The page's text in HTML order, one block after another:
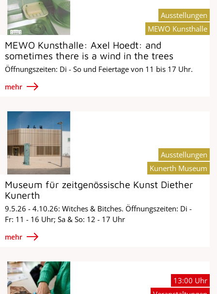
MEWO Kunsthalle: Axel Hoedt: and
sometimes there is a wind in the trees
Öffnungszeiten: Di - So und Feiertage von 11 bis 17 Uhr.
mehr
Ausstellungen
MEWO Kunsthalle
Museum für zeitgenössische Kunst Diether
Kunerth
9.5.26 - 4.10.26: Witches & Bitches. Öffnungszeiten: Di -
Fr: 11 - 16 Uhr; Sa & So: 12 - 17 Uhr
mehr
Ausstellungen
Kunerth Museum
13:00 Uhr